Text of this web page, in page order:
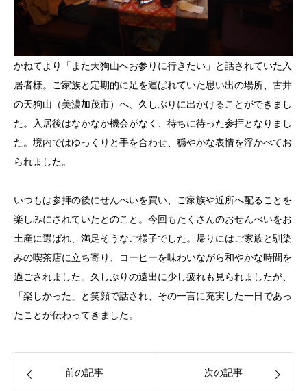
かねてより「また天狗山へお参りに行きたい」と話されていた入
居者様。ご家族と定期的に足を運ばれていた思い出の場所、古井
の天狗山（美濃加茂市）へ、久しぶりに出かけることができまし
た。入居後はなかなか機会がなく、待ちに待った参拝となりまし
た。境内ではゆっくりと手を合わせ、穏やかな表情を浮かべてお
られました。
いつもは参拝の後にせんべいを買い、ご家族や近所へ配ることを
楽しみにされていたとのこと。今回もたくさんのおせんべいをお
土産に選ばれ、満足そうなご様子でした。帰りにはご家族と馴染
みの喫茶店に立ち寄り、コーヒーを味わいながら和やかな時間を
過ごされました。久しぶりの遠出に少し疲れも見られましたが、
「楽しかった」と笑顔で話され、その一言に充実した一日であっ
たことが伝わってきました。
前の記事 次の記事